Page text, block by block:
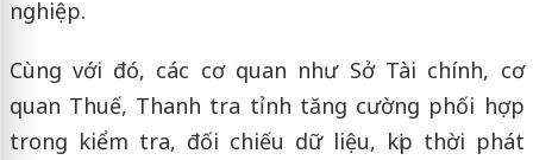
nghiệp.
Cùng với đó, các cơ quan như Sở Tài chính, cơ
quan Thuế, Thanh tra tỉnh tăng cường phối hợp
trong kiểm tra, đối chiếu dữ liệu, kịp thời phát